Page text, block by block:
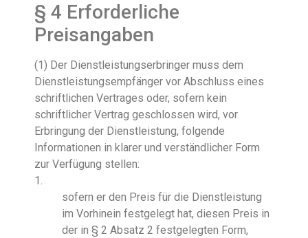
§ 4 Erforderliche
Preisangaben
(1) Der Dienstleistungserbringer muss dem
Dienstleistungsempfänger vor Abschluss eines
schriftlichen Vertrages oder, sofern kein
schriftlicher Vertrag geschlossen wird, vor
Erbringung der Dienstleistung, folgende
Informationen in klarer und verständlicher Form
zur Verfügung stellen:
1.
sofern er den Preis für die Dienstleistung
im Vorhinein festgelegt hat, diesen Preis in
der in § 2 Absatz 2 festgelegten Form,